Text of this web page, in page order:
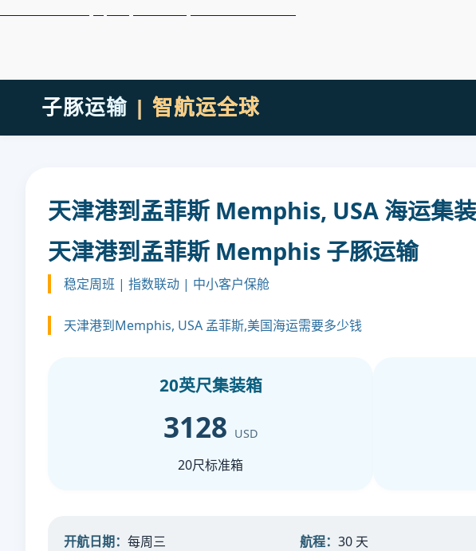
子豚运输 | 智航运全球
天津港到孟菲斯 Memphis, USA 海运集
天津港到孟菲斯 Memphis 子豚运输
稳定周班 | 指数联动 | 中小客户保舱
天津港到Memphis, USA 孟菲斯,美国海运需要多少钱
20英尺集装箱
3128 USD
20尺标准箱
开航日期： 每周三 航程： 30 天